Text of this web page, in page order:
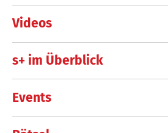
Videos
s+ im Überblick
Events